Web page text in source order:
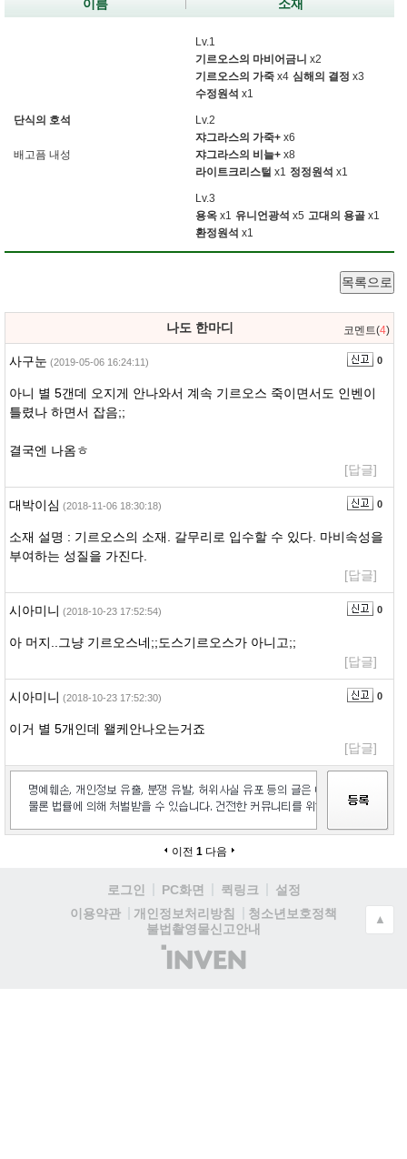
이름 소재
단식의 호석
배고픔 내성
Lv.1
기르오스의 마비어금니 x2
기르오스의 가죽 x4 심해의 결정 x3
수정원석 x1
Lv.2
쟈그라스의 가죽+ x6
쟈그라스의 비늘+ x8
라이트크리스털 x1 정정원석 x1
Lv.3
용옥 x1 유니언광석 x5 고대의 용골 x1
환정원석 x1
목록으로
나도 한마디 코멘트(4)
사구눈 (2019-05-06 16:24:11) 0
아니 별 5갠데 오지게 안나와서 계속 기르오스 죽이면서도 인벤이
틀렸나 하면서 잡음;;
결국엔 나옴ㅎ
[답글]
대박이심 (2018-11-06 18:30:18) 0
소재 설명 : 기르오스의 소재. 갈무리로 입수할 수 있다. 마비속성을
부여하는 성질을 가진다.
[답글]
시아미니 (2018-10-23 17:52:54) 0
아 머지..그냥 기르오스네;;도스기르오스가 아니고;;
[답글]
시아미니 (2018-10-23 17:52:30) 0
이거 별 5개인데 왤케안나오는거죠
[답글]
이전 1 다음
로그인 PC화면 퀵링크
설정
이용약관
개인정보처리방침
청소년보호정책
불법촬영물신고안내
(주)
인
▲